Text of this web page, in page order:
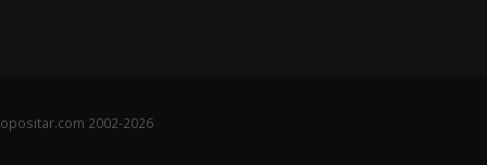
opositar.com 2002-2026